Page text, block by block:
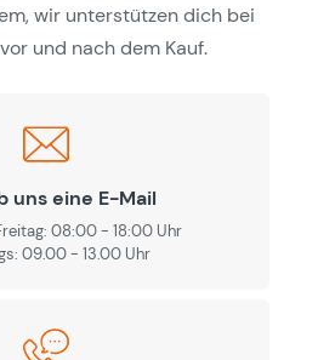
wir unterstützen dich bei
und nach dem Kauf.
uns eine E-Mail
08:00 - 18:00 Uhr
09.00 - 13.00 Uhr